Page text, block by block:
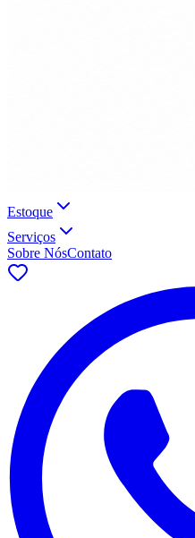
Estoque
Serviços
Sobre NósContato